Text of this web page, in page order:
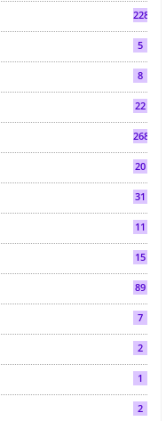
2286
5
8
22
268
20
31
11
15
89
7
2
1
2